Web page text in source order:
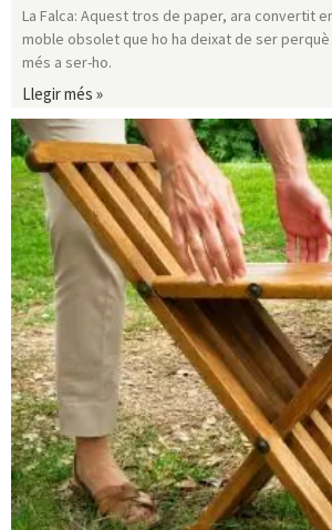
La Falca: Aquest tros de paper, ara convertit
moble obsolet que ho ha deixat de ser
més a ser-ho.
Llegir més »